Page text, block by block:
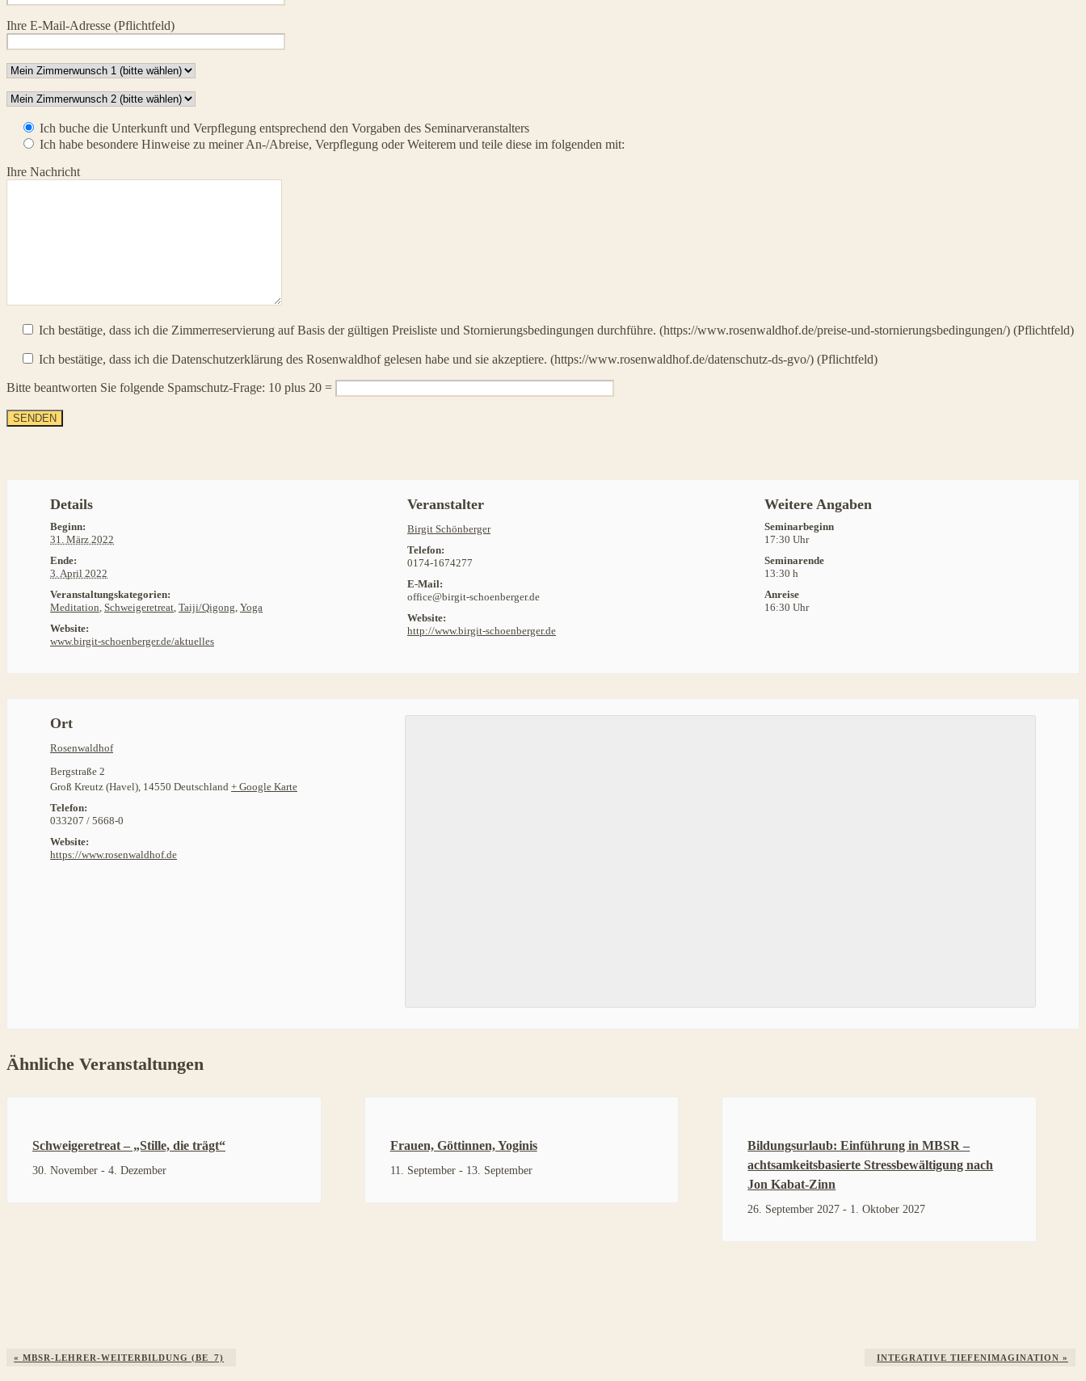
Ihre E-Mail-Adresse (Pflichtfeld)
Ich buche die Unterkunft und Verpflegung entsprechend den Vorgaben des Seminarveranstalters
Ich habe besondere Hinweise zu meiner An-/Abreise, Verpflegung oder Weiterem und teile diese im folgenden mit:
Ihre Nachricht
Ich bestätige, dass ich die Zimmerreservierung auf Basis der gültigen Preisliste und Stornierungsbedingungen durchführe. (https://www.rosenwaldhof.de/preise-und-stornierungsbedingungen/) (Pflichtfeld)
Ich bestätige, dass ich die Datenschutzerklärung des Rosenwaldhof gelesen habe und sie akzeptiere. (https://www.rosenwaldhof.de/datenschutz-ds-gvo/) (Pflichtfeld)
Bitte beantworten Sie folgende Spamschutz-Frage: 10 plus 20 =
Details
Beginn:
31. März 2022
Ende:
3. April 2022
Veranstaltungskategorien:
Meditation ,Schweigeretreat ,Taiji/Qigong ,Yoga
Website:
www.birgit-schoenberger.de/aktuelles
Veranstalter
Birgit Schönberger
Telefon:
0174-1674277
E-Mail:
office@birgit-schoenberger.de
Website:
http://www.birgit-schoenberger.de
Weitere Angaben
Seminarbeginn
17:30 Uhr
Seminarende
13:30 h
Anreise
16:30 Uhr
Ort
Rosenwaldhof
Bergstraße 2
Groß Kreutz (Havel) 14550 Deutschland + Google Karte
Telefon:
033207 / 5668-0
Website:
https://www.rosenwaldhof.de
Ähnliche Veranstaltungen
Schweigeretreat – „Stille, die trägt“
30. November - 4. Dezember
Frauen, Göttinnen, Yoginis
11. September- 13. September
Bildungsurlaub: Einführung in MBSR –
achtsamkeitsbasierte Stressbewältigung nach
Jon Kabat-Zinn
26. September 2027 - 1. Oktober 2027
Veranstaltung
« MBSR-LEHRER-WEITERBILDUNG (BE_7) INTEGRATIVE TIEFENIMAGINATION »